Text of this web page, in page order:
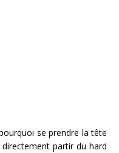
se prendre la tête
partir du hard